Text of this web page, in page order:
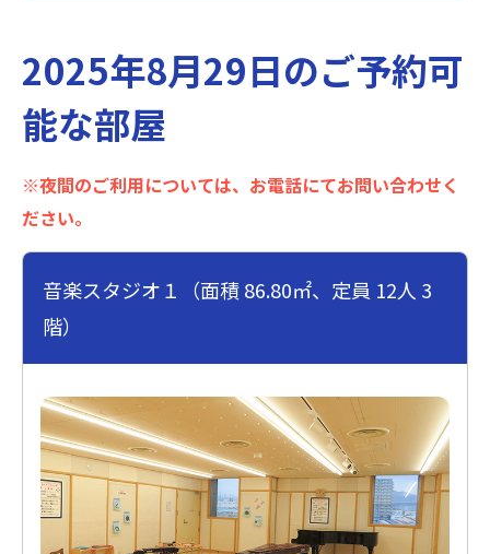
2025年8月29日のご予約可
能な部屋
※夜間のご利用については、お電話にてお問い合わせく
ださい。
音楽スタジオ１（面積 86.80㎡、定員 12人 3
階）